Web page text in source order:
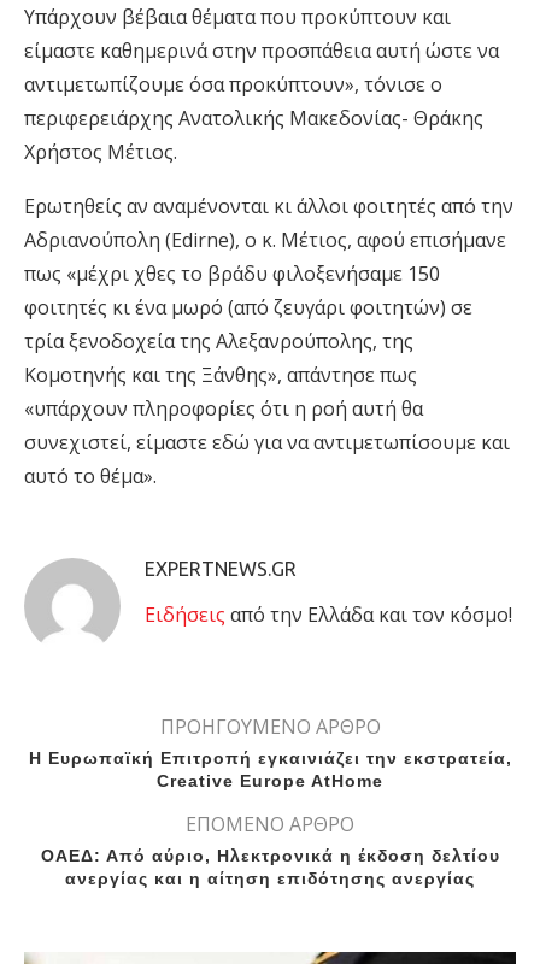
Υπάρχουν βέβαια θέματα που προκύπτουν και
είμαστε καθημερινά στην προσπάθεια αυτή ώστε να
αντιμετωπίζουμε όσα προκύπτουν», τόνισε ο
περιφερειάρχης Ανατολικής Μακεδονίας- Θράκης
Χρήστος Μέτιος.
Ερωτηθείς αν αναμένονται κι άλλοι φοιτητές από την
Αδριανούπολη (Edirne), ο κ. Μέτιος, αφού επισήμανε
πως «μέχρι χθες το βράδυ φιλοξενήσαμε 150
φοιτητές κι ένα μωρό (από ζευγάρι φοιτητών) σε
τρία ξενοδοχεία της Αλεξανρούπολης, της
Κομοτηνής και της Ξάνθης», απάντησε πως
«υπάρχουν πληροφορίες ότι η ροή αυτή θα
συνεχιστεί, είμαστε εδώ για να αντιμετωπίσουμε και
αυτό το θέμα».
EXPERTNEWS.GR
Eιδήσεις από την Ελλάδα και τον κόσμο!
ΠΡΟΗΓΟΥΜΕΝΟ ΑΡΘΡΟ
Η Ευρωπαϊκή Επιτροπή εγκαινιάζει την εκστρατεία,
Creative Europe AtHome
ΕΠΟΜΕΝΟ ΑΡΘΡΟ
ΟΑΕΔ: Από αύριο, Ηλεκτρονικά η έκδοση δελτίου
ανεργίας και η αίτηση επιδότησης ανεργίας